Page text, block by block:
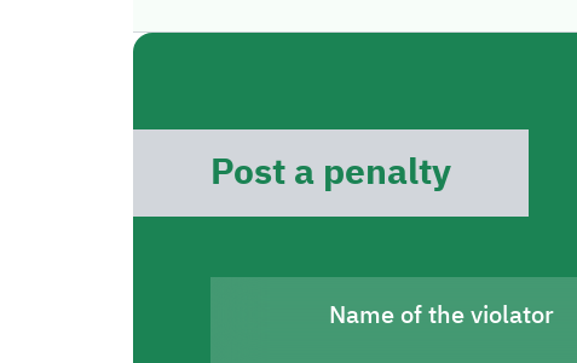
Post a penalty
Name of the violator